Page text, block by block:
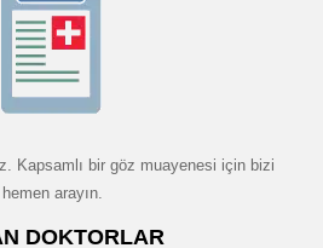
Kapsamlı bir göz muayenesi için bizi
hemen arayın.
DOKTORLAR